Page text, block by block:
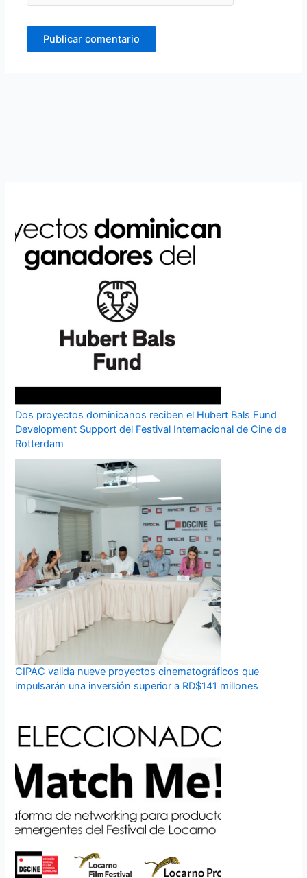
Dos proyectos dominicanos reciben el Hubert Bals Fund
Development Support del Festival Internacional de Cine de
Rotterdam
CIPAC valida nueve proyectos cinematográficos que
impulsarán una inversión superior a RD$141 millones